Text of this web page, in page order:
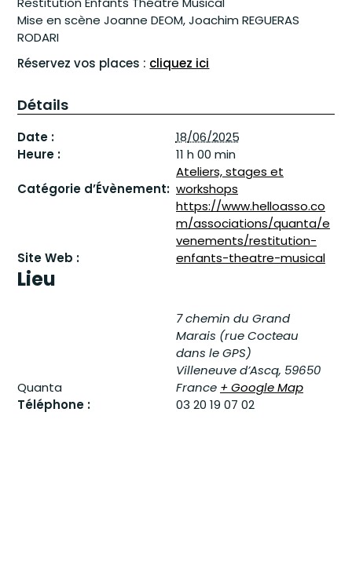
Mise en scène Joanne DEOM, Joachim REGUERAS
RODARI
Réservez vos places : cliquez ici
Détails
Date :
18/06/2025
Heure :
11 h 00 min
Catégorie d’Évènement:
Ateliers, stages et
workshops
Site Web :
https://www.helloasso.co
m/associations/quanta/e
venements/restitution-
enfants-theatre-musical
Lieu
Quanta
7 chemin du Grand
Marais (rue Cocteau
dans le GPS)
Villeneuve d’Ascq, 59650
France + Google Map
Téléphone :
03 20 19 07 02